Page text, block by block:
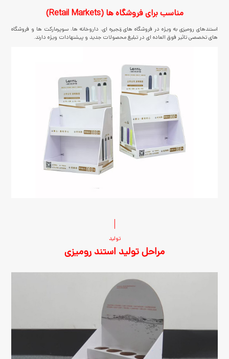
مناسب برای فروشگاه ها (Retail Markets)
استندهای رومیزی به ویژه در فروشگاه های زنجیره ای، داروخانه ها، سوپرمارکت ها و فروشگاه
های تخصصی تاثیر فوق العاده ای در تبلیغ محصولات جدید و پیشنهادات ویژه دارند.
تولید
مراحل تولید استند رومیزی